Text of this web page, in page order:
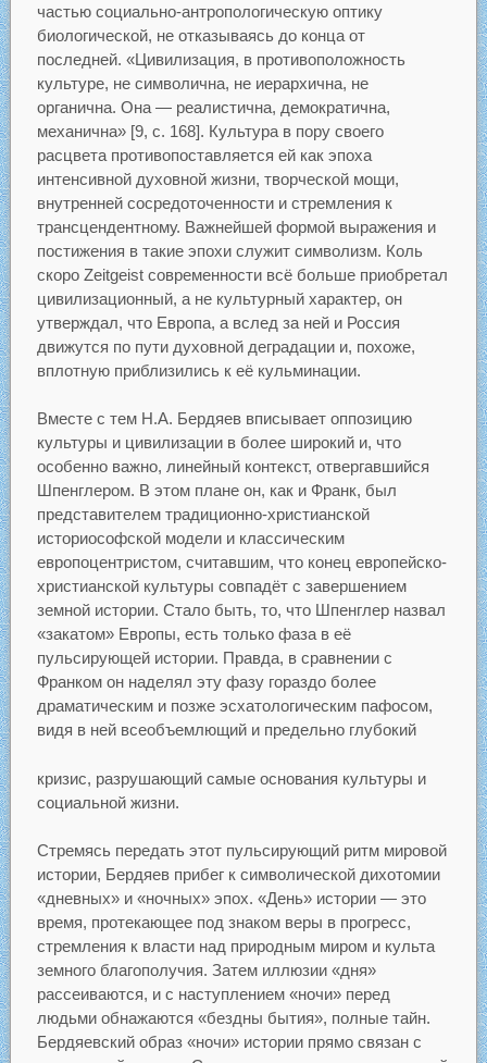
частью социально-антропологическую оптику
биологической, не отказываясь до конца от
последней. «Цивилизация, в противоположность
культуре, не символична, не иерархична, не
органична. Она — реалистична, демократична,
механична» [9, с. 168]. Культура в пору своего
расцвета противопоставляется ей как эпоха
интенсивной духовной жизни, творческой мощи,
внутренней сосредоточенности и стремления к
трансцендентному. Важнейшей формой выражения и
постижения в такие эпохи служит символизм. Коль
скоро Zeitgeist современности всё больше приобретал
цивилизационный, а не культурный характер, он
утверждал, что Европа, а вслед за ней и Россия
движутся по пути духовной деградации и, похоже,
вплотную приблизились к её кульминации.
Вместе с тем Н.А. Бердяев вписывает оппозицию
культуры и цивилизации в более широкий и, что
особенно важно, линейный контекст, отвергавшийся
Шпенглером. В этом плане он, как и Франк, был
представителем традиционно-христианской
историософской модели и классическим
европоцентристом, считавшим, что конец европейско-
христианской культуры совпадёт с завершением
земной истории. Стало быть, то, что Шпенглер назвал
«закатом» Европы, есть только фаза в её
пульсирующей истории. Правда, в сравнении с
Франком он наделял эту фазу гораздо более
драматическим и позже эсхатологическим пафосом,
видя в ней всеобъемлющий и предельно глубокий
кризис, разрушающий самые основания культуры и
социальной жизни.
Стремясь передать этот пульсирующий ритм мировой
истории, Бердяев прибег к символической дихотомии
«дневных» и «ночных» эпох. «День» истории — это
время, протекающее под знаком веры в прогресс,
стремления к власти над природным миром и культа
земного благополучия. Затем иллюзии «дня»
рассеиваются, и с наступлением «ночи» перед
людьми обнажаются «бездны бытия», полные тайн.
Бердяевский образ «ночи» истории прямо связан с